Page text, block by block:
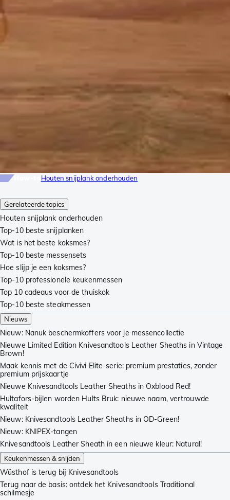
Gerelateerde topics
Houten snijplank onderhouden
Top-10 beste snijplanken
Wat is het beste koksmes?
Top-10 beste messensets
Hoe slijp je een koksmes?
Top-10 professionele keukenmessen
Top 10 cadeaus voor de thuiskok
Top-10 beste steakmessen
Nieuws
Nieuw: Nanuk beschermkoffers voor je messencollectie
Nieuwe Limited Edition Knivesandtools Leather Sheaths in Vintage
Brown!
Maak kennis met de Civivi Elite-serie: premium prestaties, zonder
premium prijskaartje
Nieuwe Knivesandtools Leather Sheaths in Oxblood Red!
Hultafors-bijlen worden Hults Bruk: nieuwe naam, vertrouwde
kwaliteit
Nieuw: Knivesandtools Leather Sheaths in OD-Green!
Nieuw: KNIPEX-tangen
Knivesandtools Leather Sheath in een nieuwe kleur: Natural!
Keukenmessen & snijden
Wüsthof is terug bij Knivesandtools
Terug naar de basis: ontdek het Knivesandtools Traditional
schilmesje
Houten snijplank onderhouden